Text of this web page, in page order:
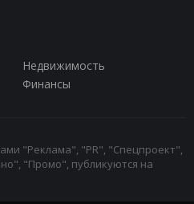
Недвижимость
Финансы
"Реклама", "PR", "Спецпроект",
"Промо", публикуются на